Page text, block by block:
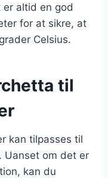
altid en god
for at sikre, at
Celsius.
til
kan tilpasses til
Uanset om det er
kan du